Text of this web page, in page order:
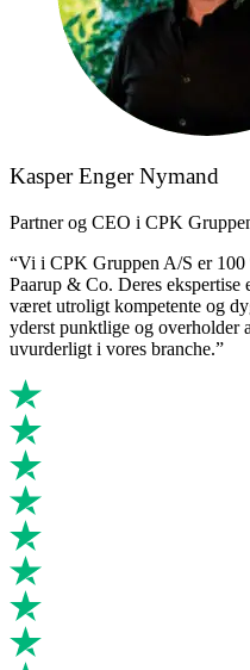
Kasper Enger Nymand
Partner og CEO i CPK
“Vi i CPK Gruppen A/S er 100
Paarup & Co. Deres ekspertise
været utroligt kompetente og
yderst punktlige og overholder
uvurderligt i vores branche.”